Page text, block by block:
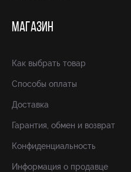
МАГАЗИН
Как выбрать товар
Способы оплаты
Доставка
Гарантия, обмен и возврат
Конфиденциальность
Информация о продавце